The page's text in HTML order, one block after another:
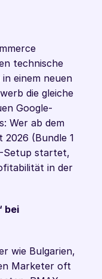
technische
einem neuen
die gleiche
Google-
Wer ab dem
(Bundle 1
Setup startet,
in der
bei
wie Bulgarien,
Marketer oft